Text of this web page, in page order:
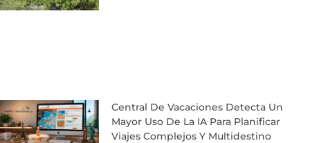
Central De Vacaciones Detecta Un
Mayor Uso De La IA Para Planificar
Viajes Complejos Y Multidestino